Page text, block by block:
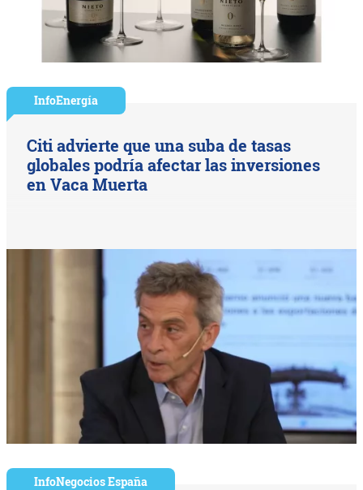
InfoEnergía
Citi advierte que una suba de tasas
globales podría afectar las inversiones
en Vaca Muerta
InfoNegocios España